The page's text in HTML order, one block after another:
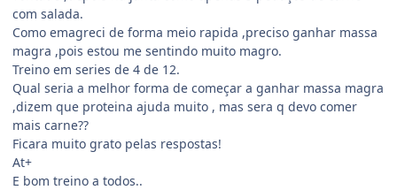
com salada.
Como emagreci de forma meio rapida ,preciso ganhar massa
magra ,pois estou me sentindo muito magro.
Treino em series de 4 de 12.
Qual seria a melhor forma de começar a ganhar massa magra
,dizem que proteina ajuda muito , mas sera q devo comer
mais carne??
Ficara muito grato pelas respostas!
At+
E bom treino a todos..